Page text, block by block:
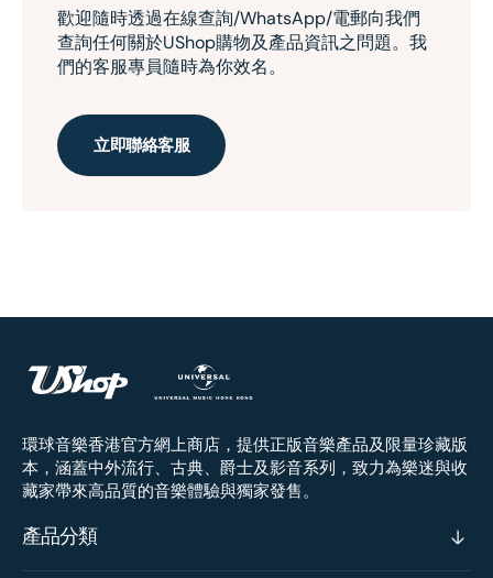
歡迎隨時透過在線查詢/WhatsApp/電郵向我們
查詢任何關於UShop購物及產品資訊之問題。我
們的客服專員隨時為你效名。
立即聯絡客服
環球音樂香港官方網上商店，提供正版音樂產品及限量珍藏版
本，涵蓋中外流行、古典、爵士及影音系列，致力為樂迷與收
藏家帶來高品質的音樂體驗與獨家發售。
產品分類